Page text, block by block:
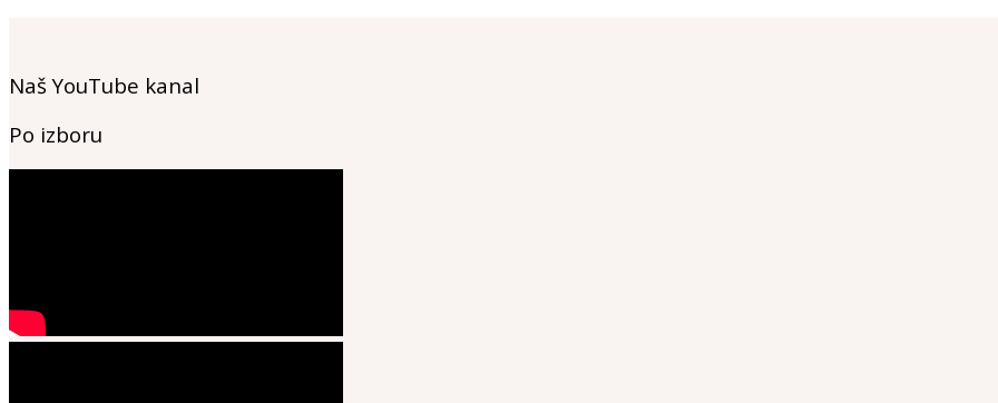
Naš YouTube kanal
Po izboru